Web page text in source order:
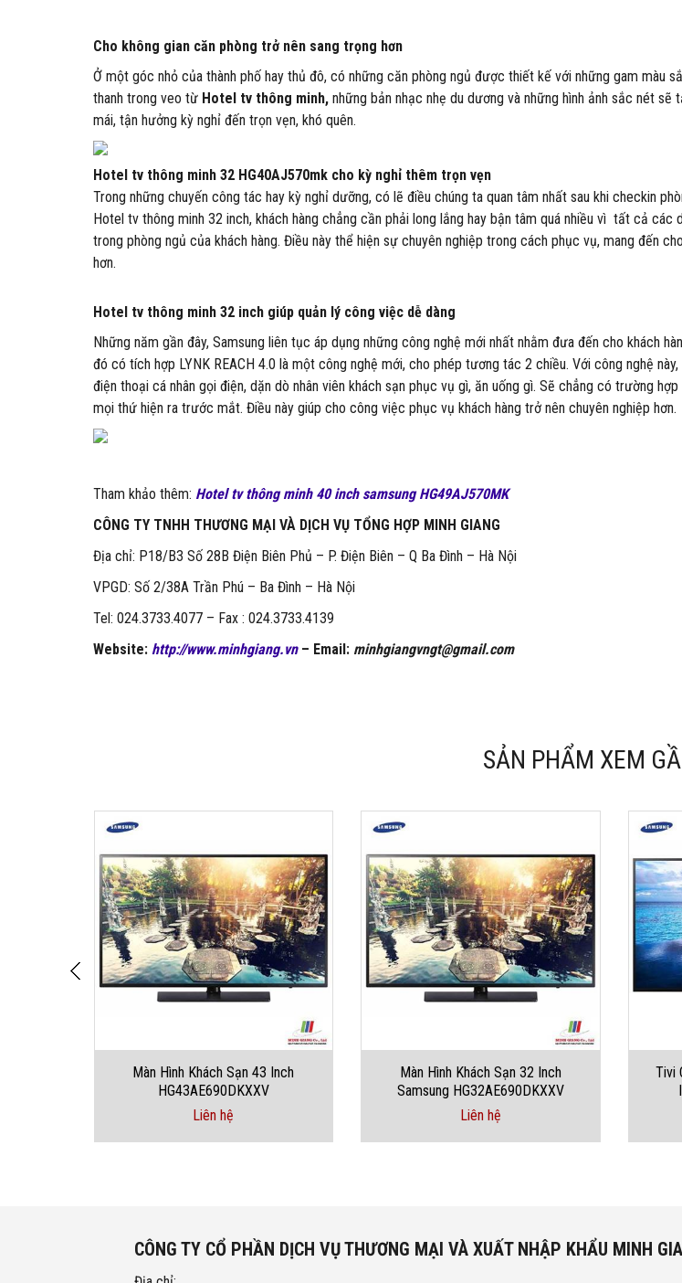
Cho không gian căn phòng trở nên sang trọng hơn
Ở một góc nhỏ của thành phố hay thủ đô, có những căn phòng ngủ được thiết kế với những gam màu
thanh trong veo từ Hotel tv thông minh, những bản nhạc nhẹ du dương và những hình ảnh sắc nét
mái, tận hưởng kỳ nghỉ đến trọn vẹn, khó quên.
Hotel tv thông minh 32 HG40AJ570mk cho kỳ nghỉ thêm trọn vẹn
Trong những chuyến công tác hay kỳ nghỉ dưỡng, có lẽ điều chúng ta quan tâm nhất sau khi checkin
Hotel tv thông minh 32 inch, khách hàng chẳng cần phải long lắng hay bận tâm quá nhiều vì tất cả
trong phòng ngủ của khách hàng. Điều này thể hiện sự chuyên nghiệp trong cách phục vụ, mang đến
hơn.
Hotel tv thông minh 32 inch giúp quản lý công việc dễ dàng
Những năm gần đây, Samsung liên tục áp dụng những công nghệ mới nhất nhằm đưa đến cho khách
đó có tích hợp LYNK REACH 4.0 là một công nghệ mới, cho phép tương tác 2 chiều. Với công nghệ
điện thoại cá nhân gọi điện, dặn dò nhân viên khách sạn phục vụ gì, ăn uống gì. Sẽ chẳng có trường hợp
mọi thứ hiện ra trước mắt. Điều này giúp cho công việc phục vụ khách hàng trở nên chuyên nghiệp hơn.
Tham khảo thêm: Hotel tv thông minh 40 inch samsung HG49AJ570MK
CÔNG TY TNHH THƯƠNG MẠI VÀ DỊCH VỤ TỔNG HỢP MINH GIANG
Địa chỉ: P18/B3 Số 28B Điện Biên Phủ – P. Điện Biên – Q Ba Đình – Hà Nội
VPGD: Số 2/38A Trần Phú – Ba Đình – Hà Nội
Tel: 024.3733.4077 – Fax : 024.3733.4139
Website: http://www.minhgiang.vn – Email: minhgiangvngt@gmail.com
SẢN PHẨM XEM
Màn Hình Khách Sạn 43 Inch
HG43AE690DKXXV
Liên hệ
Màn Hình Khách Sạn 32 Inch
Samsung HG32AE690DKXXV
Liên hệ
Tivi
CÔNG TY CỔ PHẦN DỊCH VỤ THƯƠNG MẠI VÀ XUẤT NHẬP KHẨU MINH